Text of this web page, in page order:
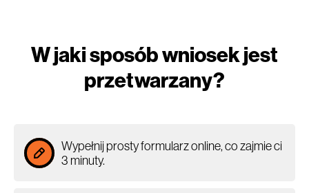
W jaki sposób wniosek jest
przetwarzany?
Wypełnij prosty formularz online, co zajmie ci
3 minuty.